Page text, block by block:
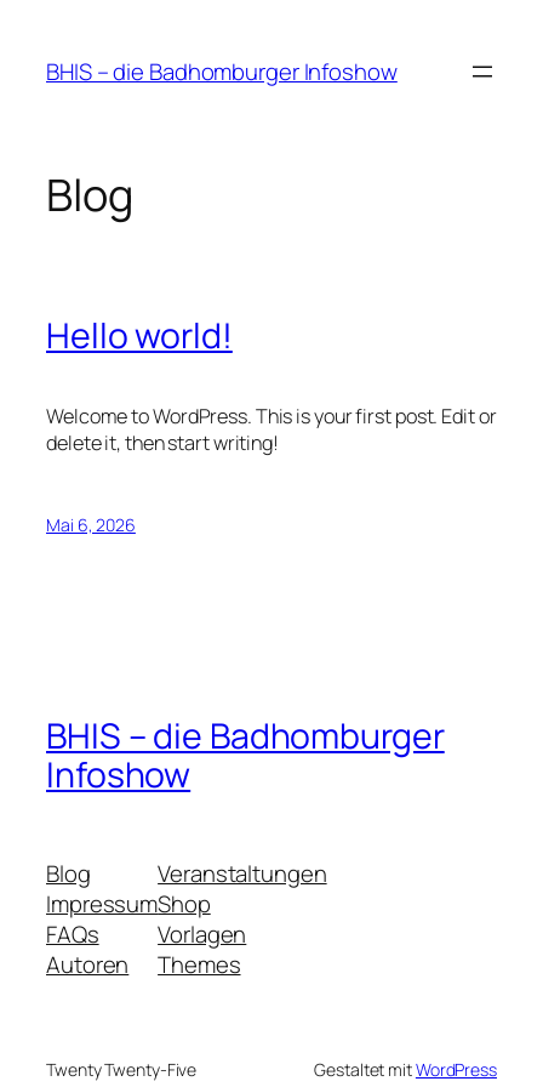
springen
BHIS – die Badhomburger Infoshow
Blog
Hello world!
Welcome to WordPress. This is your first post. Edit or
delete it, then start writing!
Mai 6, 2026
BHIS – die Badhomburger
Infoshow
Blog
Impressum
FAQs
Autoren
Veranstaltungen
Shop
Vorlagen
Themes
Twenty Twenty-Five Gestaltet mitWordPress